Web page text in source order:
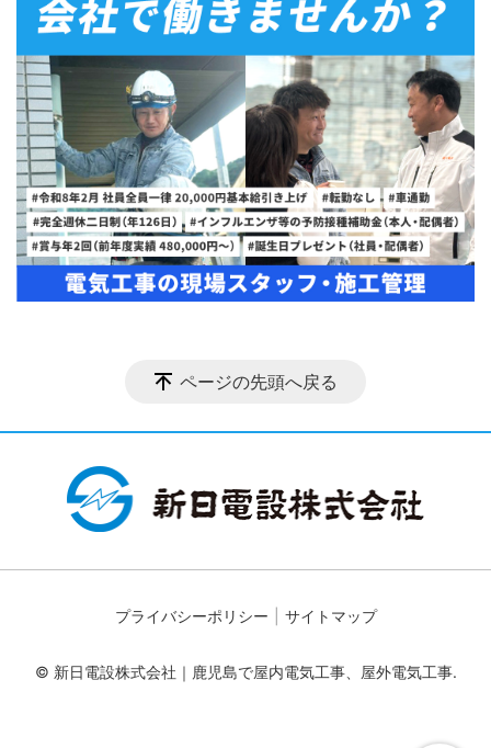
ページの先頭へ戻る
プライバシーポリシー サイトマップ
© 新日電設株式会社｜鹿児島で屋内電気工事、屋外電気工事.